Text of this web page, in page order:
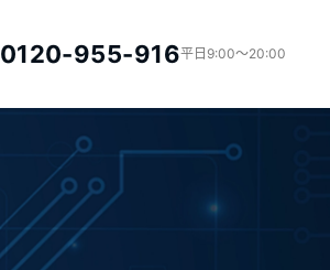
0120-955-916平日9:00〜20:00